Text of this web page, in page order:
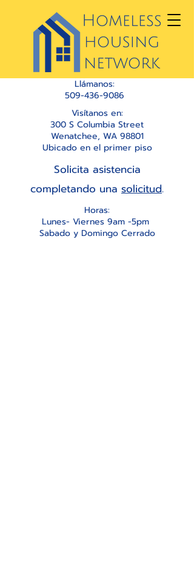
Llámanos:
509-436-9086
Visítanos en:
300 S Columbia Street
Wenatchee, WA 98801
Ubicado en el primer piso
Solicita asistencia
completando una solicitud.
Horas:
Lunes- Viernes 9am -5pm
Sabado y Domingo Cerrado